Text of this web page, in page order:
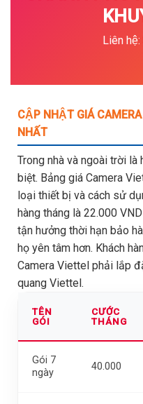
Liên
CẬP NHẬT GIÁ
NHẤT
Trong nhà và ngoài trời
biệt. Bảng giá Camera
loại thiết bị và cách sử
hàng tháng là 22.000
tận hưởng thời hạn bảo
họ yên tâm hơn. Khách
Camera Viettel phải lắp
quang Viettel.
TÊN
GÓI
CƯỚC
THÁNG
Gói 7
ngày
40.000